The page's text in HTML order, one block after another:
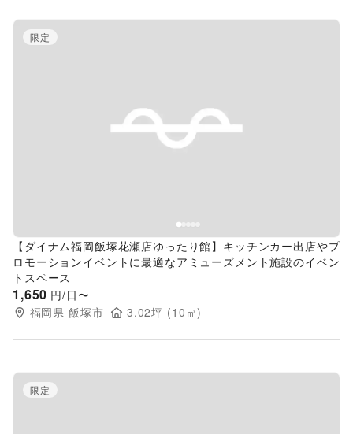
Previous slide
限定
【ダイナム福岡飯塚花瀬店ゆったり館】キッチンカー出店やプ
ロモーションイベントに最適なアミューズメント施設のイベン
トスペース
1,650 円/日〜
福岡県 飯塚市 3.02坪 (10 ㎡)
限定